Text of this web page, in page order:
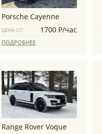
Porsche Cayenne
ЦЕНА ОТ: 1700 Р/час
ПОДРОБНЕЕ
Range Rover Voque